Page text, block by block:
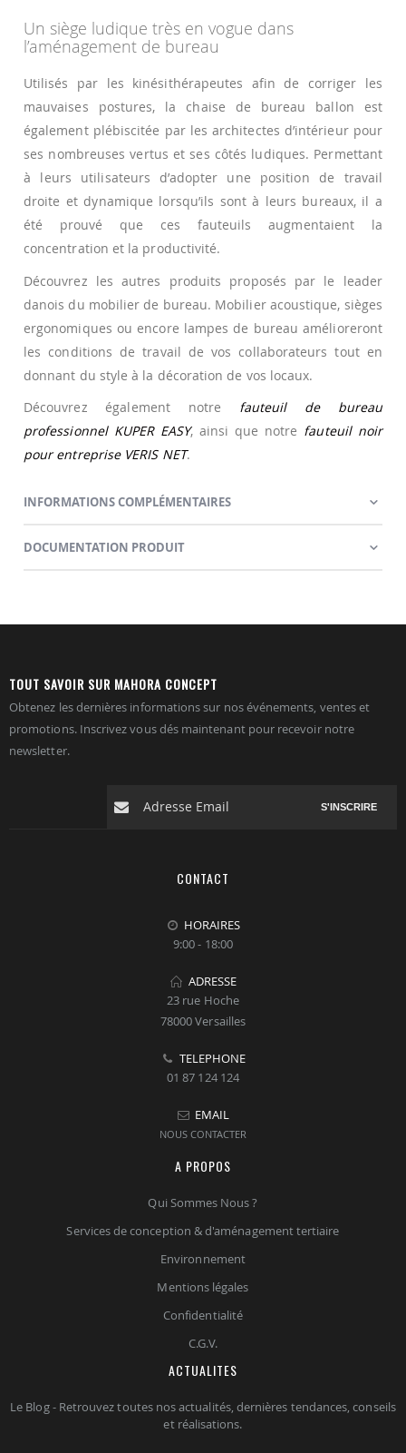
Un siège ludique très en vogue dans
l’aménagement de bureau
Utilisés par les kinésithérapeutes afin de corriger les
mauvaises postures, la chaise de bureau ballon est
également plébiscitée par les architectes d’intérieur pour
ses nombreuses vertus et ses côtés ludiques. Permettant
à leurs utilisateurs d’adopter une position de travail
droite et dynamique lorsqu’ils sont à leurs bureaux, il a
été prouvé que ces fauteuils augmentaient la
concentration et la productivité.
Découvrez les autres produits proposés par le leader
danois du mobilier de bureau. Mobilier acoustique, sièges
ergonomiques ou encore lampes de bureau amélioreront
les conditions de travail de vos collaborateurs tout en
donnant du style à la décoration de vos locaux.
Découvrez également notre fauteuil de bureau
professionnel KUPER EASY, ainsi que notre fauteuil noir
pour entreprise VERIS NET.
INFORMATIONS COMPLÉMENTAIRES
DOCUMENTATION PRODUIT
TOUT SAVOIR SUR MAHORA CONCEPT
Obtenez les dernières informations sur nos événements, ventes et
promotions. Inscrivez vous dés maintenant pour recevoir notre
newsletter.
S'INSCRIRE
CONTACT
HORAIRES
9:00 - 18:00
ADRESSE
23 rue Hoche
78000 Versailles
TELEPHONE
01 87 124 124
EMAIL
NOUS CONTACTER
A PROPOS
Qui Sommes Nous ?
Services de conception & d'aménagement tertiaire
Environnement
Mentions légales
Confidentialité
C.G.V.
ACTUALITES
Le Blog - Retrouvez toutes nos actualités, dernières tendances, conseils
et réalisations.